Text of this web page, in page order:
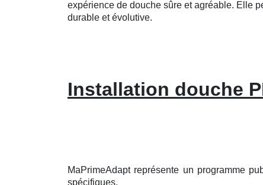
expérience de douche sûre et agréable. Elle
durable et évolutive.
Installation douche
MaPrimeAdapt représente un programme
spécifiques.